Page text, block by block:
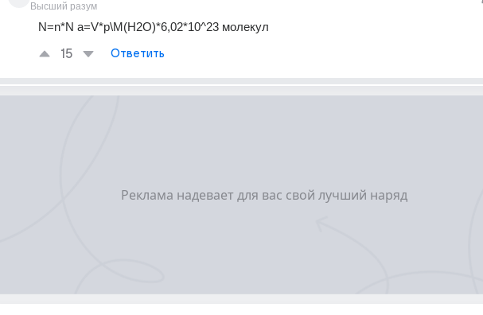
Высший разум
N=n*N a=V*p\M(H2O)*6,02*10^23 молекул
15 Ответить